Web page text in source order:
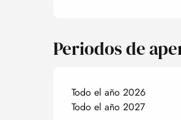
Periodos de
Todo el año 2026
Todo el año 2027